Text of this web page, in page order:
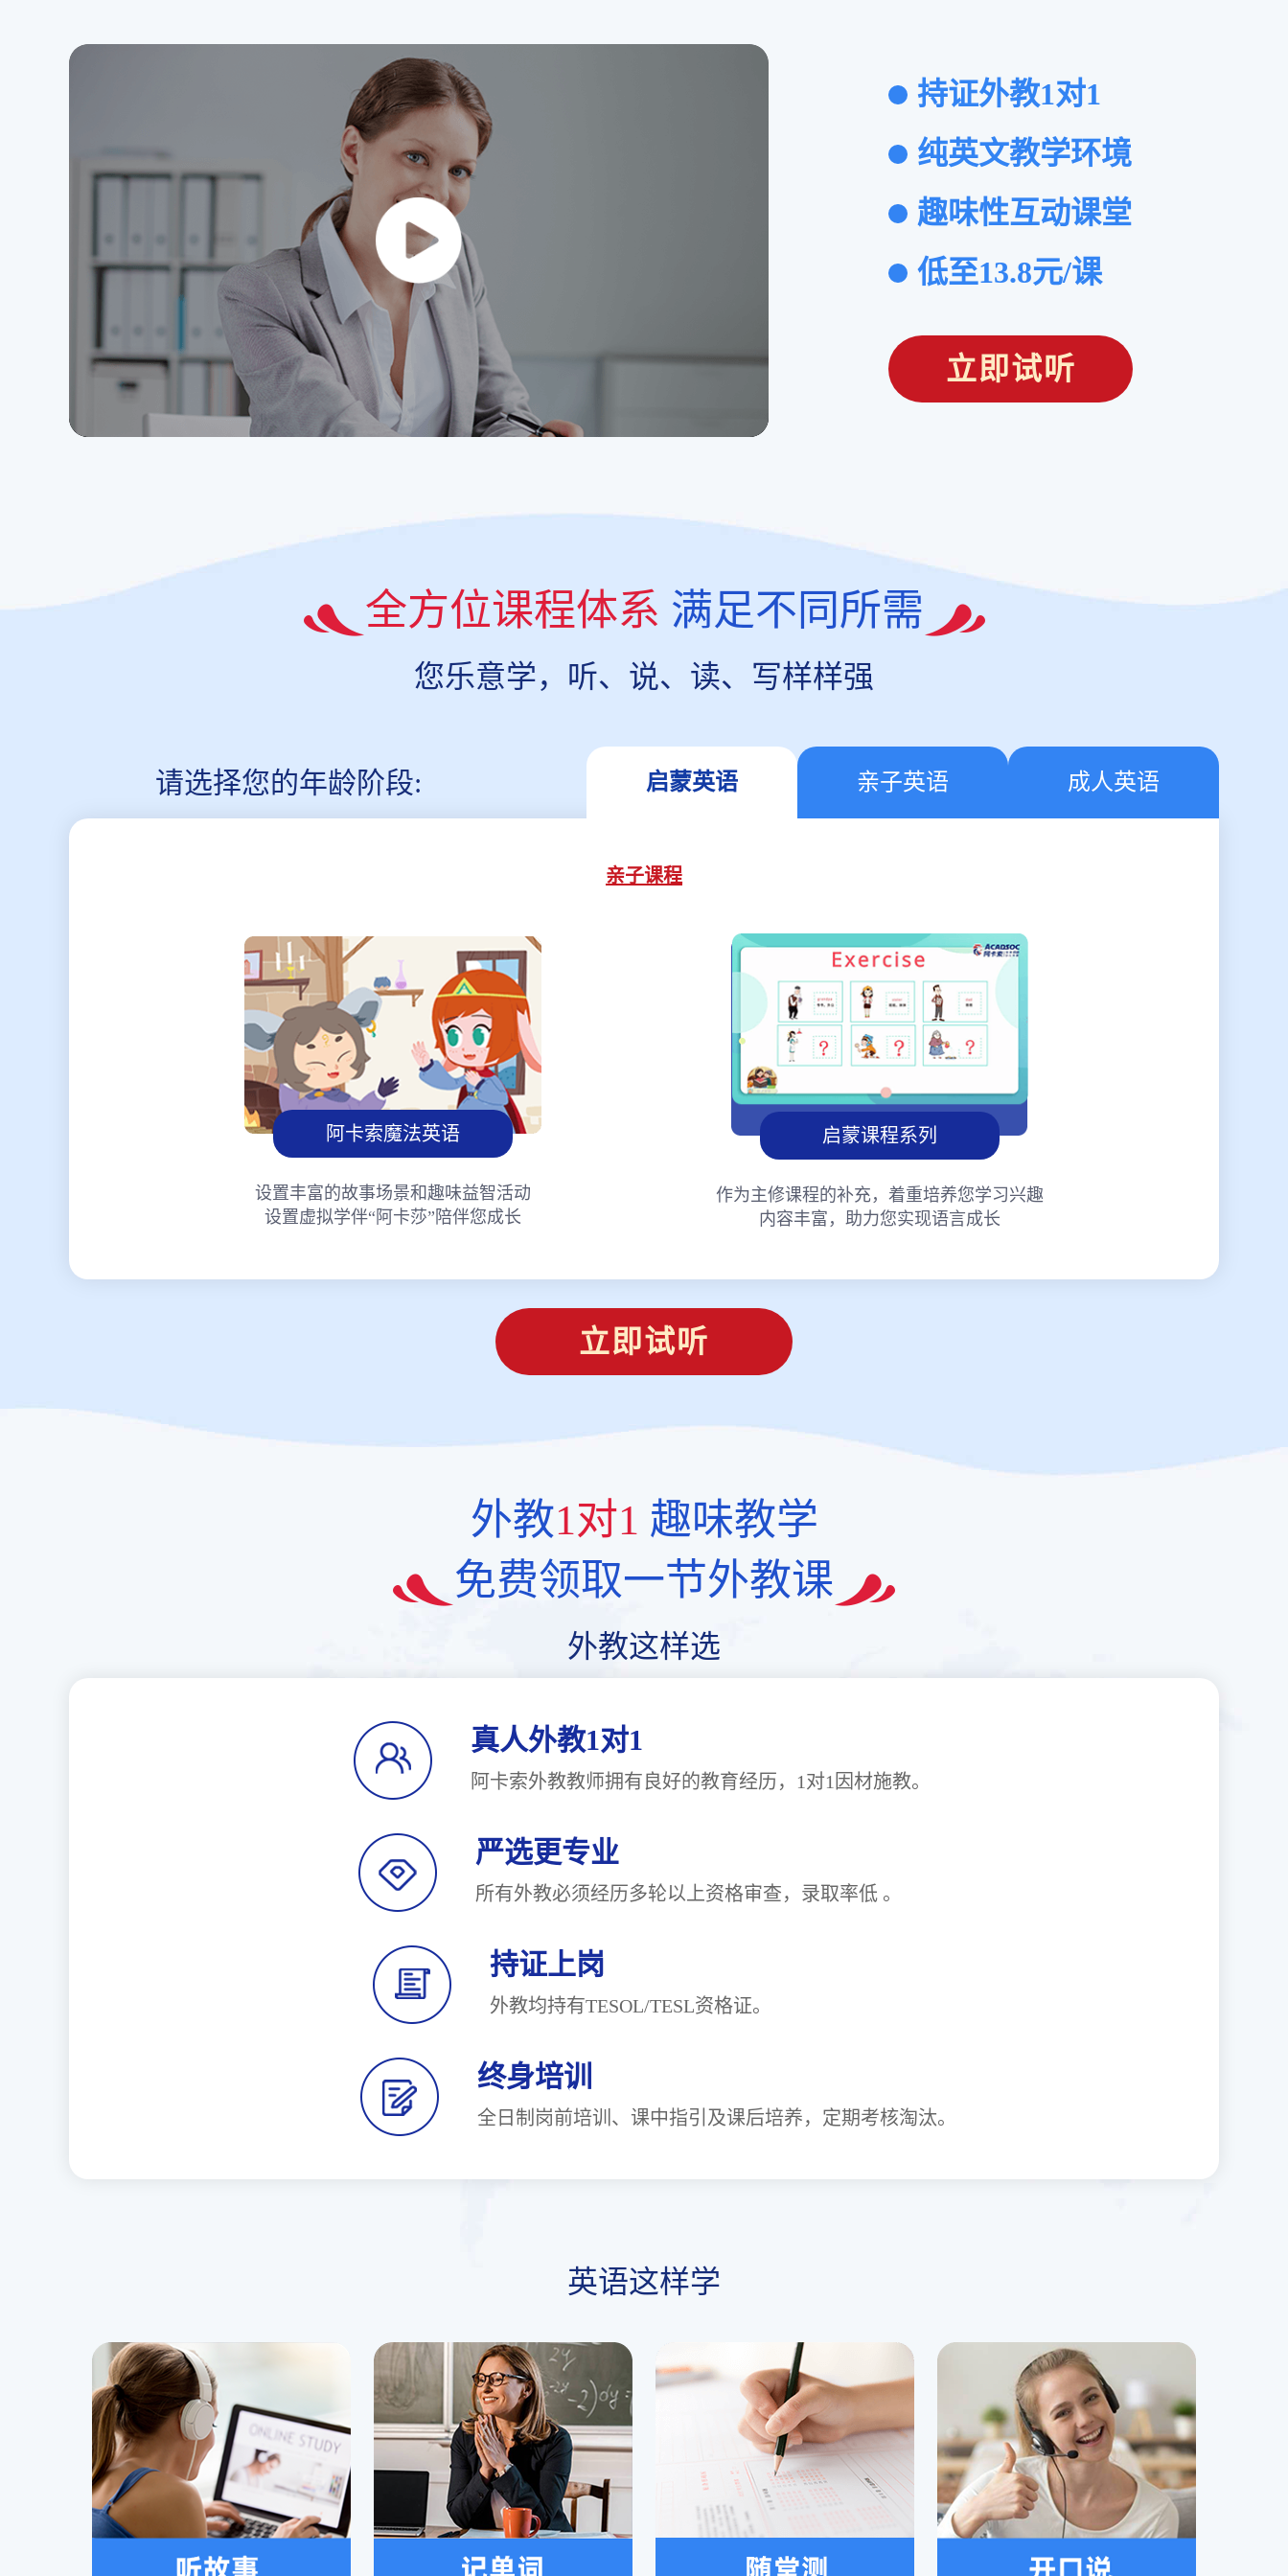
持证外教1对1
纯英文教学环境
趣味性互动课堂
低至13.8元/课
立即试听
全方位课程体系 满足不同所需
您乐意学，听、说、读、写样样强
请选择您的年龄阶段: 启蒙英语 亲子英语 成人英语
亲子课程
阿卡索魔法英语
设置丰富的故事场景和趣味益智活动
设置虚拟学伴“阿卡莎”陪伴您成长
启蒙课程系列
作为主修课程的补充，着重培养您学习兴趣
内容丰富，助力您实现语言成长
立即试听
外教1对1 趣味教学
免费领取一节外教课
外教这样选
真人外教1对1
阿卡索外教教师拥有良好的教育经历，1对1因材施教。
严选更专业
所有外教必须经历多轮以上资格审查，录取率低 。
持证上岗
外教均持有TESOL/TESL资格证。
终身培训
全日制岗前培训、课中指引及课后培养，定期考核淘汰。
英语这样学